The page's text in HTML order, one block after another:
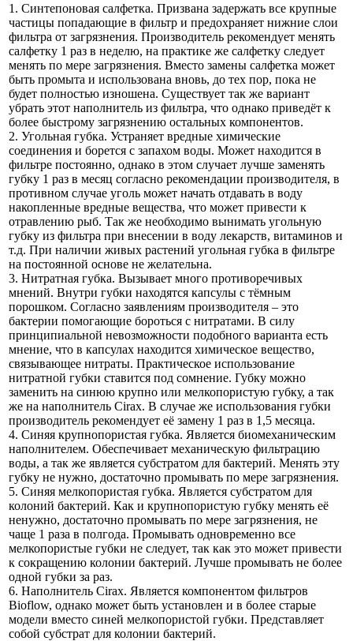
1. Синтепоновая салфетка. Призвана задержать все крупные
частицы попадающие в фильтр и предохраняет нижние слои
фильтра от загрязнения. Производитель рекомендует менять
салфетку 1 раз в неделю, на практике же салфетку следует
менять по мере загрязнения. Вместо замены салфетка может
быть промыта и использована вновь, до тех пор, пока не
будет полностью изношена. Существует так же вариант
убрать этот наполнитель из фильтра, что однако приведёт к
более быстрому загрязнению остальных компонентов.
2. Угольная губка. Устраняет вредные химические
соединения и борется с запахом воды. Может находится в
фильтре постоянно, однако в этом случает лучше заменять
губку 1 раз в месяц согласно рекомендации производителя, в
противном случае уголь может начать отдавать в воду
накопленные вредные вещества, что может привести к
отравлению рыб. Так же необходимо вынимать угольную
губку из фильтра при внесении в воду лекарств, витаминов и
т.д. При наличии живых растений угольная губка в фильтре
на постоянной основе не желательна.
3. Нитратная губка. Вызывает много противоречивых
мнений. Внутри губки находятся капсулы с тёмным
порошком. Согласно заявлениям производителя – это
бактерии помогающие бороться с нитратами. В силу
принципиальной невозможности подобного варианта есть
мнение, что в капсулах находится химическое вещество,
связывающее нитраты. Практическое использование
нитратной губки ставится под сомнение. Губку можно
заменить на синюю крупно или мелкопористую губку, а так
же на наполнитель Cirax. В случае же использования губки
производитель рекомендует её замену 1 раз в 1,5 месяца.
4. Синяя крупнопористая губка. Является биомеханическим
наполнителем. Обеспечивает механическую фильтрацию
воды, а так же является субстратом для бактерий. Менять эту
губку не нужно, достаточно промывать по мере загрязнения.
5. Синяя мелкопористая губка. Является субстратом для
колоний бактерий. Как и крупнопористую губку менять её
ненужно, достаточно промывать по мере загрязнения, не
чаще 1 раза в полгода. Промывать одновременно все
мелкопористые губки не следует, так как это может привести
к сокращению колонии бактерий. Лучше промывать не более
одной губки за раз.
6. Наполнитель Cirax. Является компонентом фильтров
Bioflow, однако может быть установлен и в более старые
модели вместо синей мелкопористой губки. Представляет
собой субстрат для колонии бактерий.